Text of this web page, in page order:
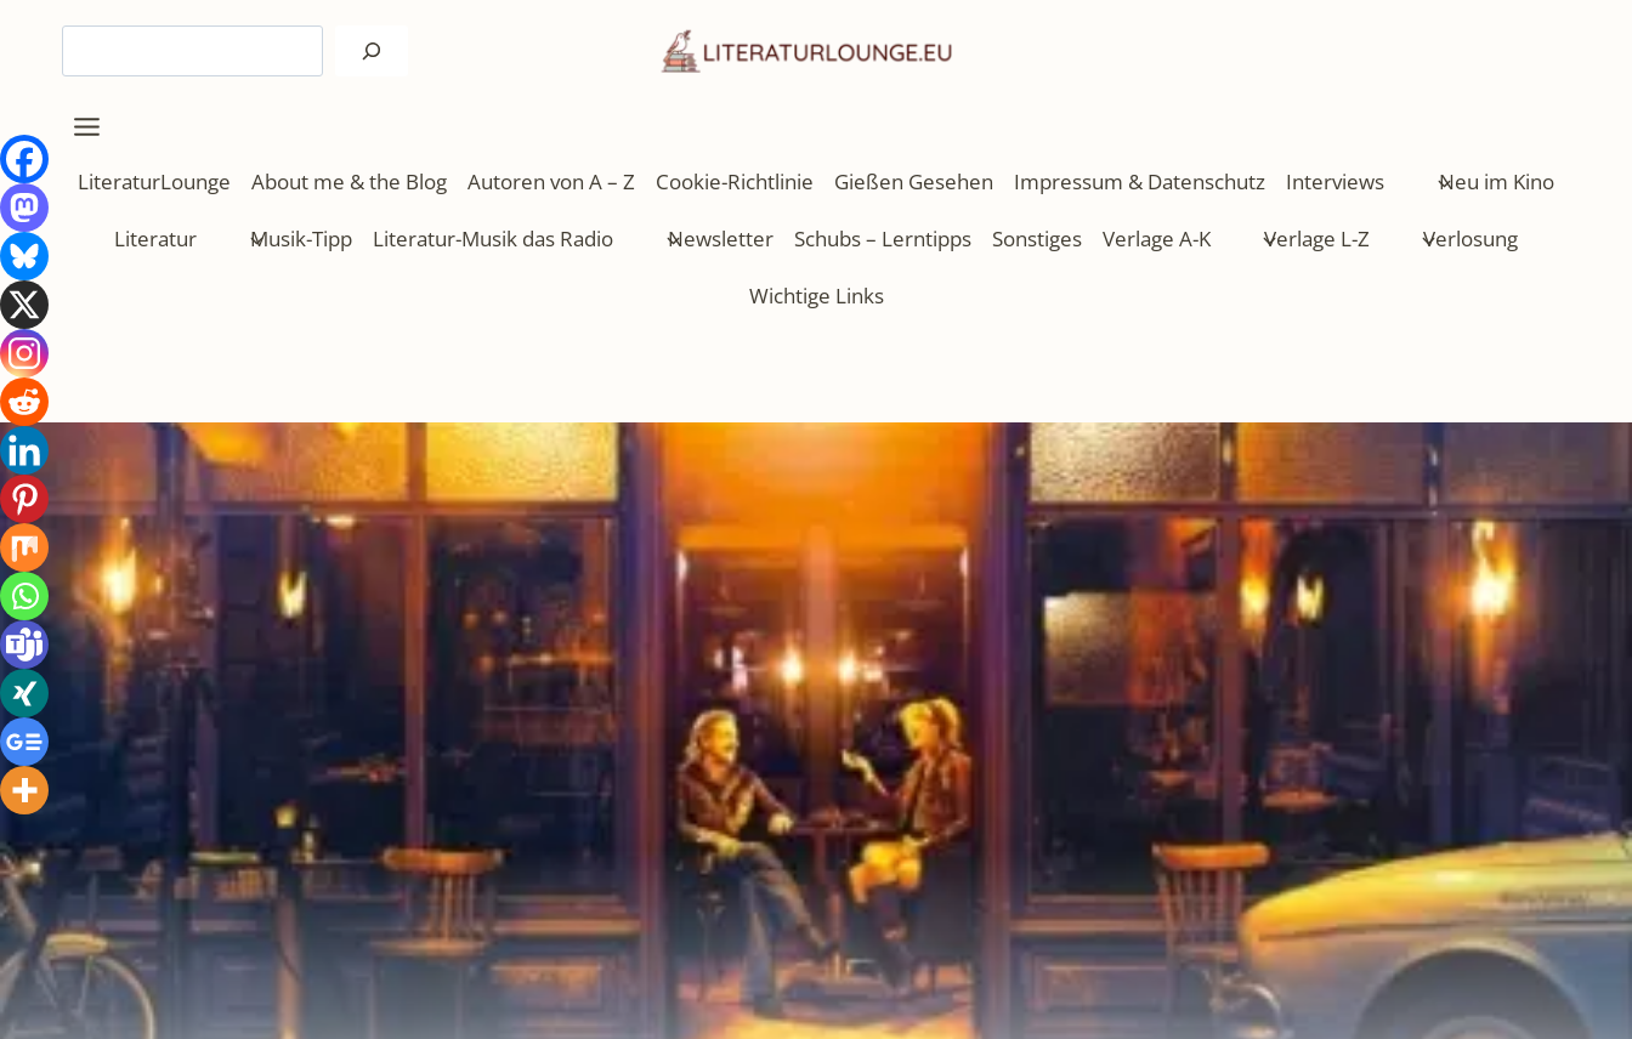
springen
LiteraturLounge About me & the Blog Autoren von A – Z Cookie-Richtlinie Gießen Gesehen Impressum & Datenschutz Interviews Neu im Kino
Literatur Musik-Tipp Literatur-Musik das Radio Newsletter Schubs – Lerntipps Sonstiges Verlage A-K Verlage L-Z Verlosung
Wichtige Links